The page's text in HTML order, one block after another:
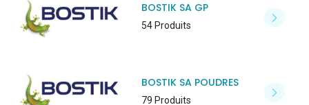
BOSTIK SA GP
54 Produits
BOSTIK SA POUDRES
79 Produits